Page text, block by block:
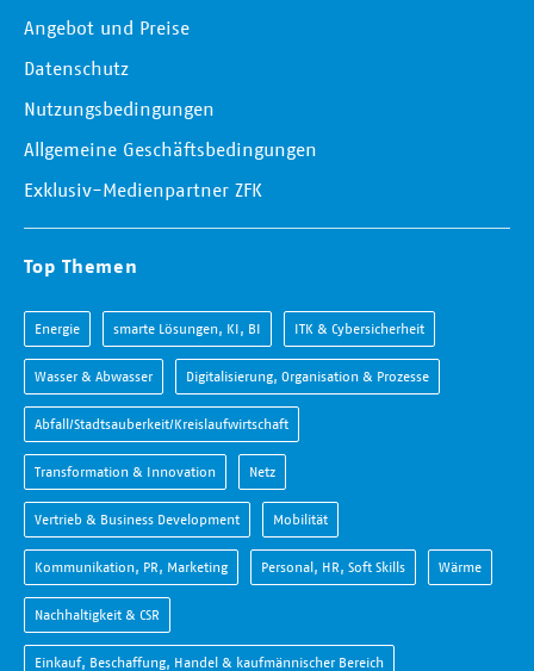
Angebot und Preise
Datenschutz
Nutzungsbedingungen
Allgemeine Geschäftsbedingungen
Exklusiv-Medienpartner ZFK
Top Themen
Energie smarte Lösungen, KI, BI ITK & Cybersicherheit
Wasser & Abwasser Digitalisierung, Organisation & Prozesse
Abfall/Stadtsauberkeit/Kreislaufwirtschaft
Transformation & Innovation Netz
Vertrieb & Business Development Mobilität
Kommunikation, PR, Marketing Personal, HR, Soft Skills Wärme
Nachhaltigkeit & CSR
Einkauf, Beschaffung, Handel & kaufmännischer Bereich